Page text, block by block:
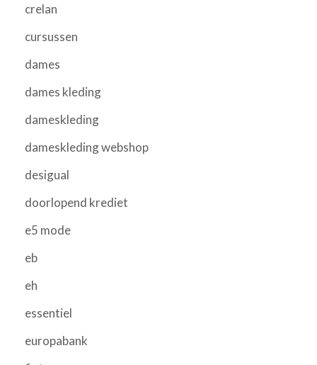
crelan
cursussen
dames
dames kleding
dameskleding
dameskleding webshop
desigual
doorlopend krediet
e5 mode
eb
eh
essentiel
europabank